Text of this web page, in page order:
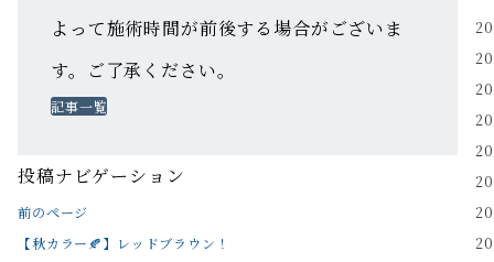
よって施術時間が前後する場合がございま
す。ご了承ください。
記事一覧
投稿ナビゲーション
前のページ
【秋カラー🍂】レッドブラウン！